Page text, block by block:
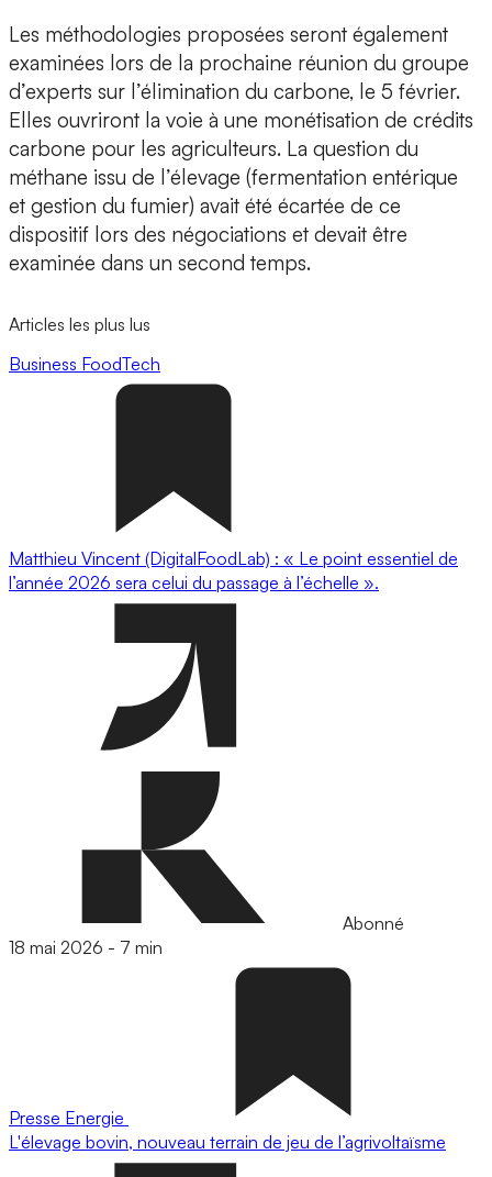
Les méthodologies proposées seront également
examinées lors de la prochaine réunion du groupe
d’experts sur l’élimination du carbone, le 5 février.
Elles ouvriront la voie à une monétisation de crédits
carbone pour les agriculteurs. La question du
méthane issu de l’élevage (fermentation entérique
et gestion du fumier) avait été écartée de ce
dispositif lors des négociations et devait être
examinée dans un second temps.
Articles les plus lus
Business FoodTech
Matthieu Vincent (DigitalFoodLab) : « Le point essentiel de
l’année 2026 sera celui du passage à l’échelle ».
Abonné
18 mai 2026 - 7 min
Presse Energie
L'élevage bovin, nouveau terrain de jeu de l’agrivoltaïsme